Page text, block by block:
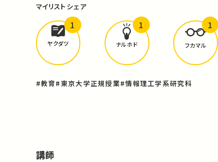
マイリスト シェア
どんな学びがありましたか？
ヤクダツ
1
ナルホド
1
フカマル
1
#教育#東京大学正規授業#情報理工学系研究科
講師